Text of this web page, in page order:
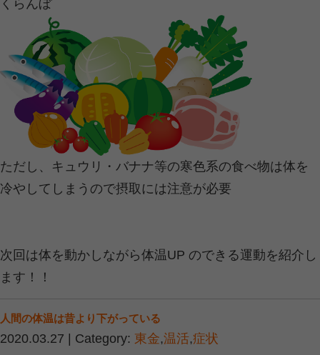
命の形を作り、継続させる根本的な
がタンパク質です。
人体の15～20％がタンパク質なんで
与しています。
そんなタンパク質を大きく分けると
二つに分けられます。